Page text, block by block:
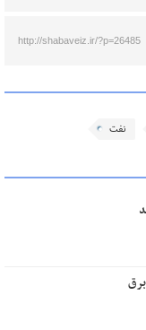
http://shabaveiz.ir/?p=26485
نفت